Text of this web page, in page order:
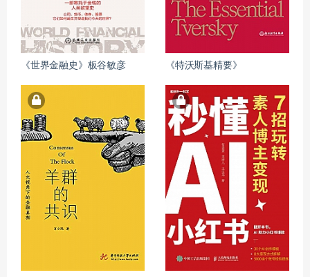
《世界金融史》板谷敏彦 《特沃斯基精要》